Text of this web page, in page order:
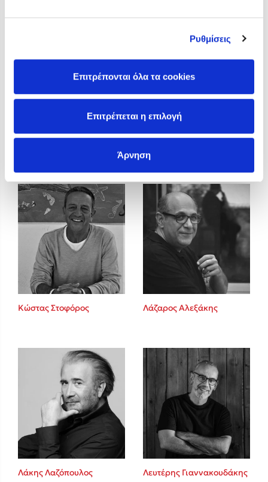
Ρυθμίσεις
Επιτρέπονται όλα τα cookies
Επιτρέπεται η επιλογή
Άρνηση
Ο Κώστας Κρομμύδας στο Παλαιοχώρι Καλαμπάκας
Ο Κώστας Κρομμύδας και η Μαρίνα Γιώτη στη Νικήτη
Ο Στέφανος Ξενάκης στη Χίο
Βιβλίου στο Πεδίον του Άρεως
Κώστας Στοφόρος Λάζαρος Αλεξάκης
Λάκης Λαζόπουλος Λευτέρης Γιαννακουδάκης